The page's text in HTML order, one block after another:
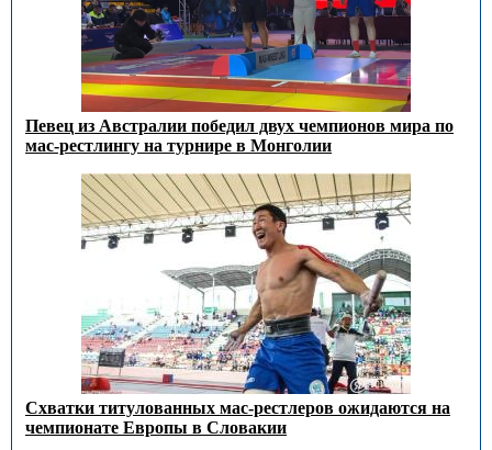
Певец из Австралии победил двух чемпионов мира по
мас-рестлингу на турнире в Монголии
Схватки титулованных мас-рестлеров ожидаются на
чемпионате Европы в Словакии